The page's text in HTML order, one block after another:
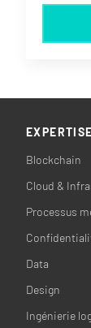
Blockchain
Cloud &
Processus
Data
Design
Ingénierie